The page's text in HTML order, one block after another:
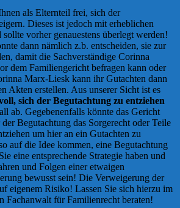
als Elternteil frei, sich der
Dieses ist jedoch mit erheblichen
vorher genauestens überlegt werden!
dann nämlich z.b. entscheiden, sie zur
damit die Sachverständige Corinna
dem Familiengericht befragen kann oder
Marx-Liesk kann ihr Gutachten dann
Akten erstellen. Aus unserer Sicht ist es
sich der Begutachtung zu entziehen
ab. Gegebenenfalls könnte das Gericht
Begutachtung das Sorgerecht oder Teile
um hier an ein Gutachten zu
auf die Idee kommen, eine Begutachtung
eine entsprechende Strategie haben und
und Folgen einer etwaigen
bewusst sein! Die Verweigerung der
eigenem Risiko! Lassen Sie sich hierzu im
Fachanwalt für Familienrecht beraten!